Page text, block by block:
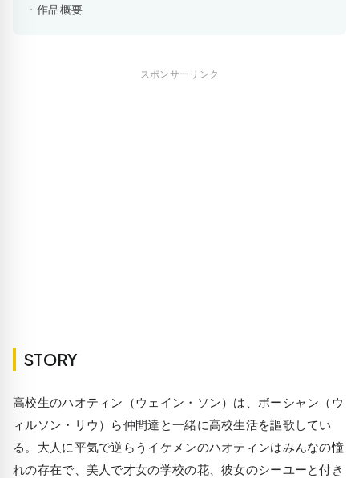
作品概要
スポンサーリンク
STORY
高校生のハオティン（ウェイン・ソン）は、ボーシャン（ウ
ィルソン・リウ）ら仲間達と一緒に高校生活を謳歌してい
る。大人に平気で逆らうイケメンのハオティンはみんなの憧
れの存在で、美人で才女の学校の花、彼女のシーユーと付き